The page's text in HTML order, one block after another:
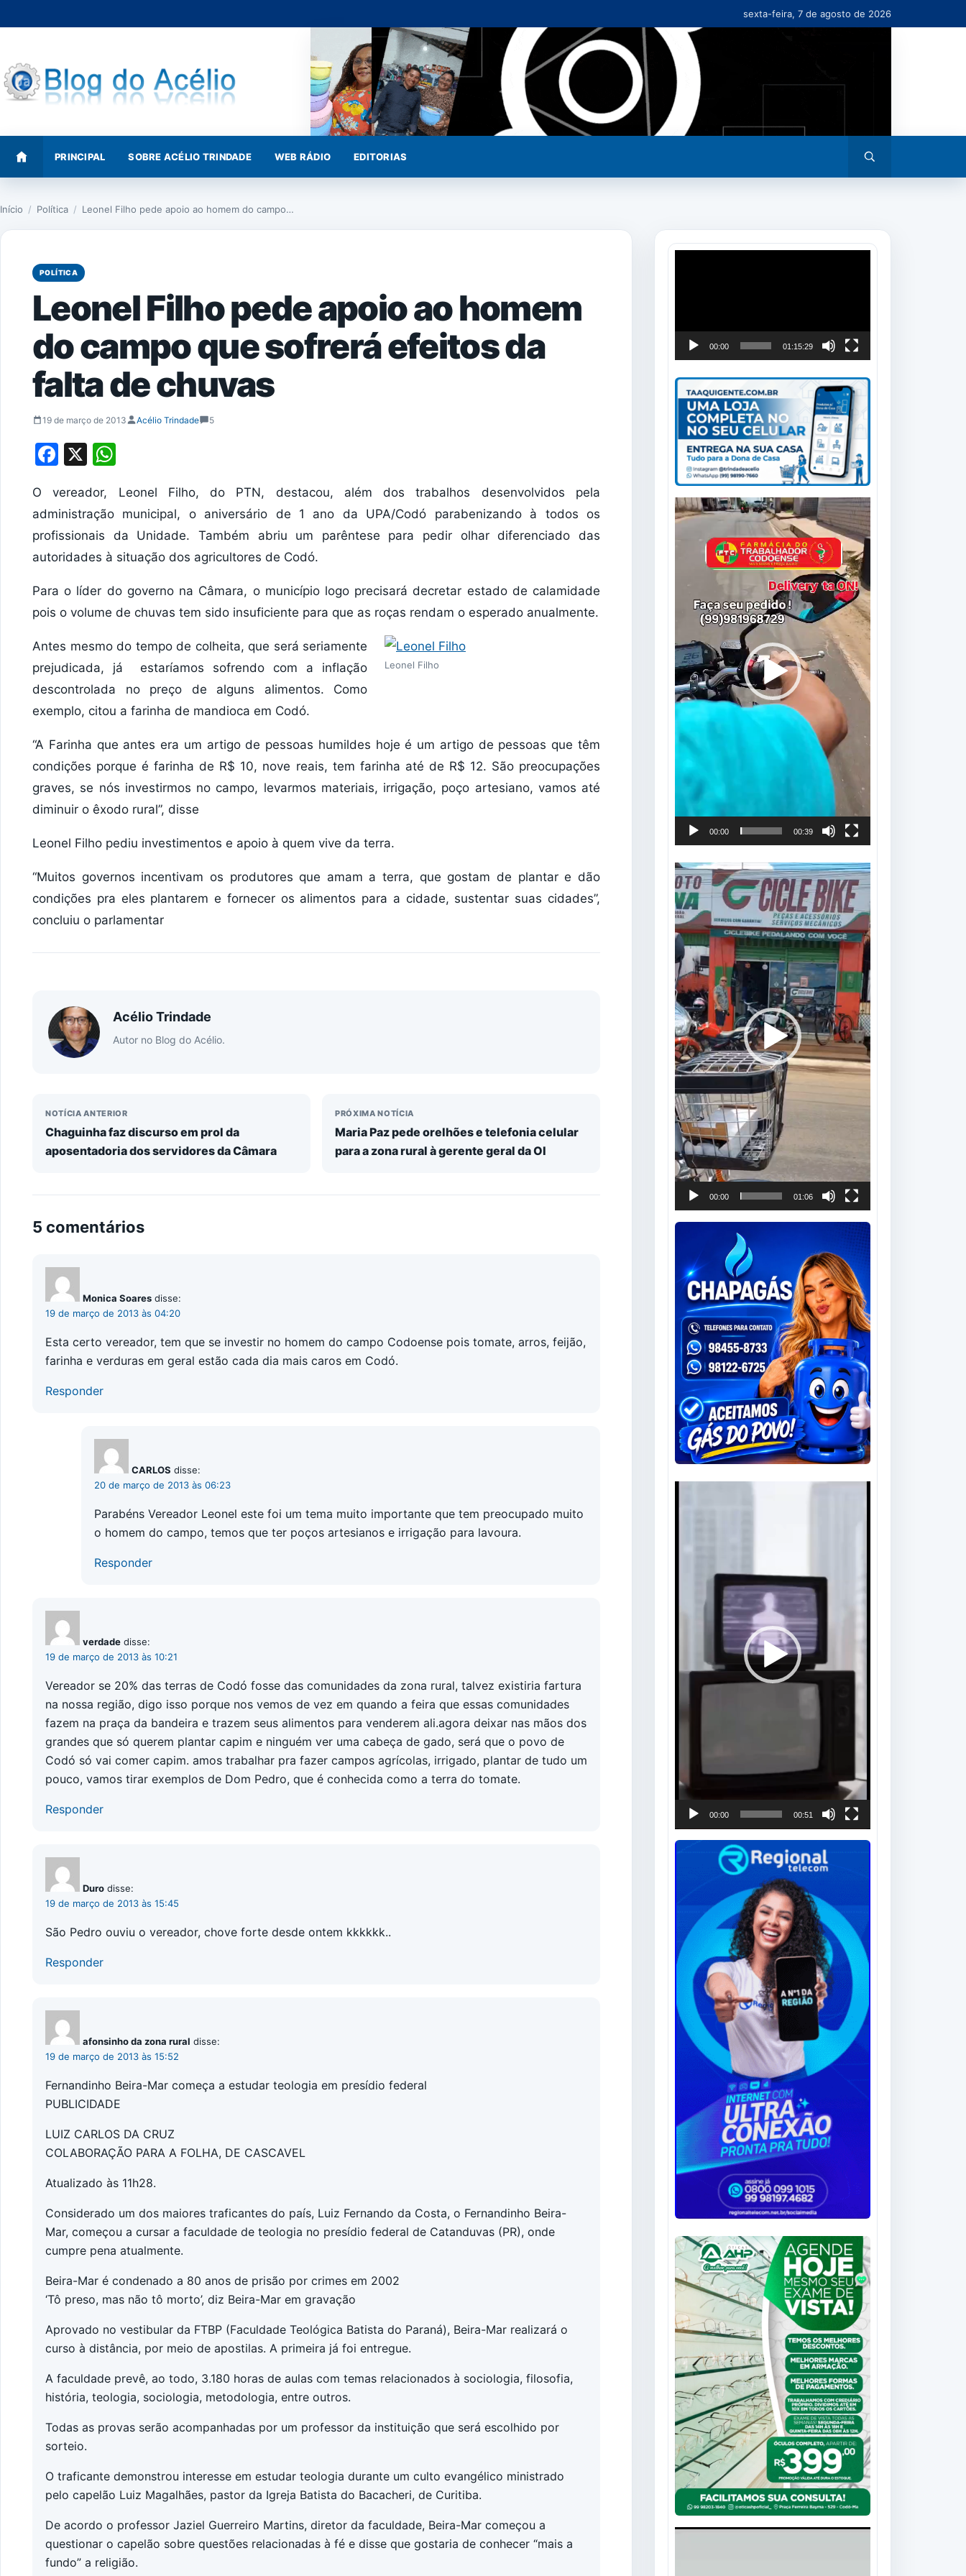
para
conteúdo
sexta-feira, 7 de agosto de 2026
PRINCIPAL SOBRE ACÉLIO TRINDADE WEB RÁDIO EDITORIAS
busca
Início / Política / Leonel Filho pede apoio ao homem do campo…
POLÍTICA
Leonel Filho pede apoio ao homem
do campo que sofrerá efeitos da
falta de chuvas
19 de março de 2013 Acélio Trindade 5
Facebook
X
O vereador, Leonel Filho, do PTN, destacou, além dos trabalhos desenvolvidos pela
administração municipal, o aniversário de 1 ano da UPA/Codó parabenizando à todos os
profissionais da Unidade. Também abriu um parêntese para pedir olhar diferenciado das
autoridades à situação dos agricultores de Codó.
Para o líder do governo na Câmara, o município logo precisará decretar estado de calamidade
pois o volume de chuvas tem sido insuficiente para que as roças rendam o esperado anualmente.
Leonel Filho
Antes mesmo do tempo de colheita, que será seriamente
prejudicada, já estaríamos sofrendo com a inflação
descontrolada no preço de alguns alimentos. Como
exemplo, citou a farinha de mandioca em Codó.
“A Farinha que antes era um artigo de pessoas humildes hoje é um artigo de pessoas que têm
condições porque é farinha de R$ 10, nove reais, tem farinha até de R$ 12. São preocupações
graves, se nós investirmos no campo, levarmos materiais, irrigação, poço artesiano, vamos até
diminuir o êxodo rural”, disse
Leonel Filho pediu investimentos e apoio à quem vive da terra.
“Muitos governos incentivam os produtores que amam a terra, que gostam de plantar e dão
condições pra eles plantarem e fornecer os alimentos para a cidade, sustentar suas cidades”,
concluiu o parlamentar
Acélio Trindade
Autor no Blog do Acélio.
NOTÍCIA ANTERIOR
Chaguinha faz discurso em prol da
aposentadoria dos servidores da Câmara
PRÓXIMA NOTÍCIA
Maria Paz pede orelhões e telefonia celular
para a zona rural à gerente geral da OI
5 comentários
Monica Soares disse:
19 de março de 2013 às 04:20
Esta certo vereador, tem que se investir no homem do campo Codoense pois tomate, arros, feijão,
farinha e verduras em geral estão cada dia mais caros em Codó.
Responder
CARLOS disse:
20 de março de 2013 às 06:23
Parabéns Vereador Leonel este foi um tema muito importante que tem preocupado muito
o homem do campo, temos que ter poços artesianos e irrigação para lavoura.
Responder
verdade disse:
19 de março de 2013 às 10:21
Vereador se 20% das terras de Codó fosse das comunidades da zona rural, talvez existiria fartura
na nossa região, digo isso porque nos vemos de vez em quando a feira que essas comunidades
fazem na praça da bandeira e trazem seus alimentos para venderem ali.agora deixar nas mãos dos
grandes que só querem plantar capim e ninguém ver uma cabeça de gado, será que o povo de
Codó só vai comer capim. amos trabalhar pra fazer campos agrícolas, irrigado, plantar de tudo um
pouco, vamos tirar exemplos de Dom Pedro, que é conhecida como a terra do tomate.
Responder
Duro disse:
19 de março de 2013 às 15:45
São Pedro ouviu o vereador, chove forte desde ontem kkkkkk..
Responder
afonsinho da zona rural disse:
19 de março de 2013 às 15:52
Fernandinho Beira-Mar começa a estudar teologia em presídio federal
PUBLICIDADE
LUIZ CARLOS DA CRUZ
COLABORAÇÃO PARA A FOLHA, DE CASCAVEL
Atualizado às 11h28.
Considerado um dos maiores traficantes do país, Luiz Fernando da Costa, o Fernandinho Beira-
Mar, começou a cursar a faculdade de teologia no presídio federal de Catanduvas (PR), onde
cumpre pena atualmente.
Beira-Mar é condenado a 80 anos de prisão por crimes em 2002
‘Tô preso, mas não tô morto’, diz Beira-Mar em gravação
Aprovado no vestibular da FTBP (Faculdade Teológica Batista do Paraná), Beira-Mar realizará o
curso à distância, por meio de apostilas. A primeira já foi entregue.
A faculdade prevê, ao todo, 3.180 horas de aulas com temas relacionados à sociologia, filosofia,
história, teologia, sociologia, metodologia, entre outros.
Todas as provas serão acompanhadas por um professor da instituição que será escolhido por
sorteio.
O traficante demonstrou interesse em estudar teologia durante um culto evangélico ministrado
pelo capelão Luiz Magalhães, pastor da Igreja Batista do Bacacheri, de Curitiba.
De acordo o professor Jaziel Guerreiro Martins, diretor da faculdade, Beira-Mar começou a
questionar o capelão sobre questões relacionadas à fé e disse que gostaria de conhecer “mais a
fundo” a religião.
00:00 01:15:29
Tocador
de
vídeo
00:00 00:39
Tocador
de
vídeo
00:00 01:06
00:00 00:51